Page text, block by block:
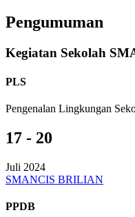
Pengumuman
Kegiatan Sekolah
PLS
Pengenalan Lingkungan
17 - 20
Juli 2024
SMANCIS BRILIAN
PPDB